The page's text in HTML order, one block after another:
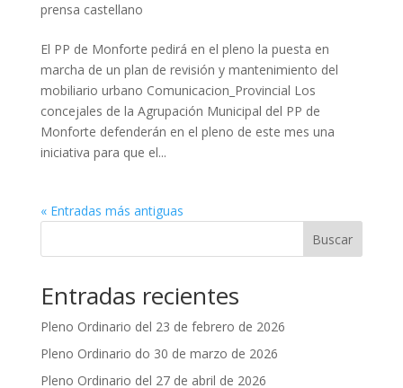
prensa castellano
El PP de Monforte pedirá en el pleno la puesta en
marcha de un plan de revisión y mantenimiento del
mobiliario urbano Comunicacion_Provincial Los
concejales de la Agrupación Municipal del PP de
Monforte defenderán en el pleno de este mes una
iniciativa para que el...
« Entradas más antiguas
Buscar
Entradas recientes
Pleno Ordinario del 23 de febrero de 2026
Pleno Ordinario do 30 de marzo de 2026
Pleno Ordinario del 27 de abril de 2026